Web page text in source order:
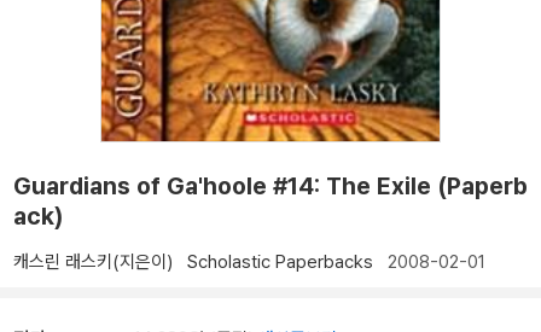
Guardians of Ga'hoole #14: The Exile (Paperb
ack)
캐스린 래스키(지은이) Scholastic Paperbacks 2008-02-01